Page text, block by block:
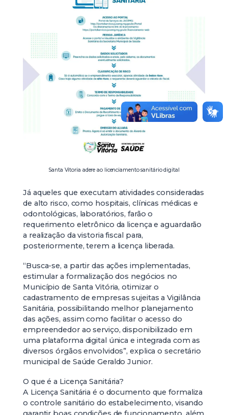
Santa Vitoria adere ao licenciamento sanitário digital
Já aqueles que executam atividades consideradas
de alto risco, como hospitais, clínicas médicas e
odontológicas, laboratórios, farão o
requerimento eletrônico da licença e aguardarão
a realização da vistoria fiscal para,
posteriormente, terem a licença liberada.
“Busca-se, a partir das ações implementadas,
estimular a formalização dos negócios no
Município de Santa Vitória, otimizar o
cadastramento de empresas sujeitas a Vigilância
Sanitária, possibilitando melhor planejamento
das ações, assim como facilitar o acesso do
empreendedor ao serviço, disponibilizado em
uma plataforma digital única e integrada com as
diversos órgãos envolvidos”, explica o secretário
municipal de Saúde Geraldo Junior.
O que é a Licença Sanitária?
A Licença Sanitária é o documento que formaliza
o controle sanitário do estabelecimento, visando